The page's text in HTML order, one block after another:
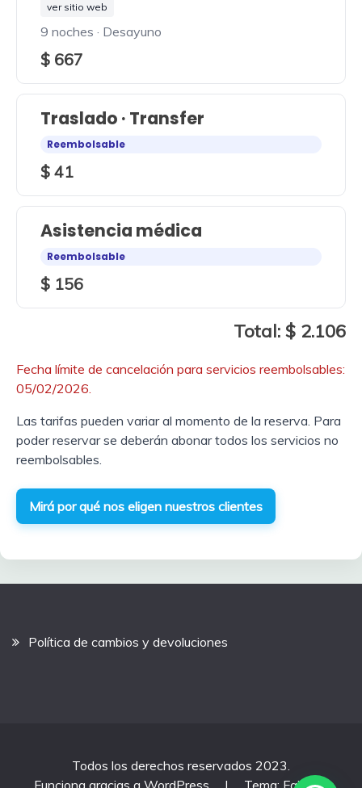
ver sitio web
9 noches · Desayuno
$ 667
Traslado · Transfer
Reembolsable
$ 41
Asistencia médica
Reembolsable
$ 156
Total: $ 2.106
Fecha límite de cancelación para servicios reembolsables:
05/02/2026.
Las tarifas pueden variar al momento de la reserva. Para
poder reservar se deberán abonar todos los servicios no
reembolsables.
Mirá por qué nos eligen nuestros clientes
Política de cambios y devoluciones
Todos los derechos reservados 2023.
Funciona gracias a WordPress
| Tema: Fairy por